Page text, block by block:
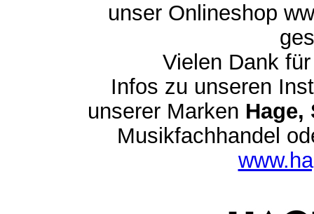
unser Onlineshop
Vielen Dank
Infos zu unseren
unserer Marken Hage,
Musikfachhandel